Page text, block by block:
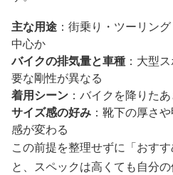
主な用途 ：街乗り・ツーリン
中心か
バイクの排気量と車種 ：大型
要な剛性が異なる
着用シーン ：バイクを降りた
サイズ感の好み ：靴下の厚さ
感が変わる
この前提を整理せずに「おす
と、スペックは高くても自分